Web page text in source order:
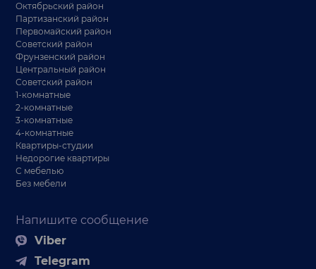
Напишите сообщение
Viber
Telegram
Октябрьский район
Партизанский район
Первомайский район
Советский район
Фрунзенский район
Центральный район
Советский район
1-комнатные
2-комнатные
3-комнатные
4-комнатные
Квартиры-студии
Недорогие квартиры
С мебелью
Без мебели